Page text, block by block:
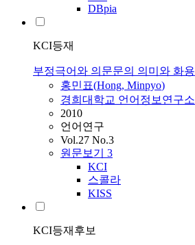
DBpia
KCI등재
부정극어와 의문문의 의미와 화용
홍민표(Hong, Minpyo)
경희대학교 언어정보연구소
2010
언어연구
Vol.27 No.3
원문보기 3
KCI
스콜라
KISS
KCI등재후보